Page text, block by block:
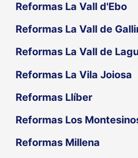
Reformas La Vall d'Ebo
Reformas La Vall de
Reformas La Vall de
Reformas La Vila Joiosa
Reformas Llíber
Reformas Los
Reformas Millena